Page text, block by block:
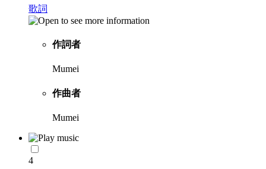
歌詞
作詞者
Mumei
作曲者
Mumei
4